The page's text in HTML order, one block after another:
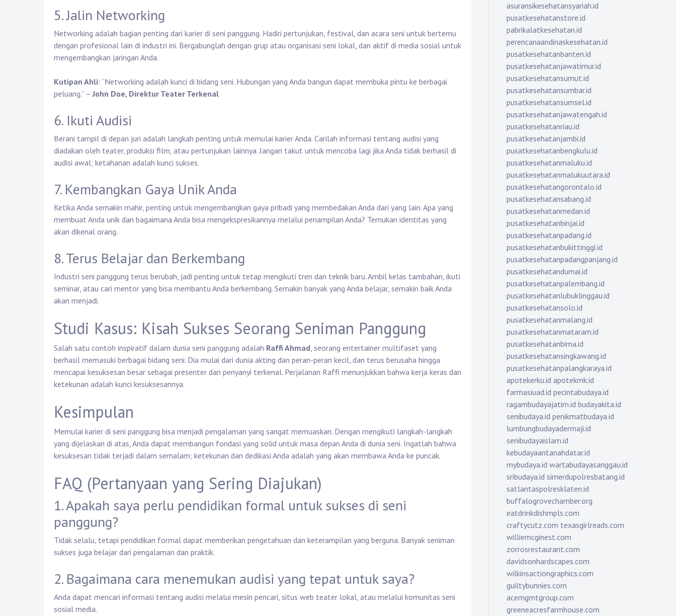
5. Jalin Networking
Networking adalah bagian penting dari karier di seni panggung. Hadiri pertunjukan, festival, dan acara seni untuk bertemu
dengan profesional lain di industri ini. Bergabunglah dengan grup atau organisasi seni lokal, dan aktif di media sosial untuk
mengembangkan jaringan Anda.
Kutipan Ahli: “Networking adalah kunci di bidang seni. Hubungan yang Anda bangun dapat membuka pintu ke berbagai
peluang.” –John Doe, Direktur Teater Terkenal
6. Ikuti Audisi
Berani tampil di depan juri adalah langkah penting untuk memulai karier Anda. Carilah informasi tentang audisi yang
diadakan oleh teater, produksi film, atau pertunjukan lainnya. Jangan takut untuk mencoba lagi jika Anda tidak berhasil di
audisi awal; ketahanan adalah kunci sukses.
7. Kembangkan Gaya Unik Anda
Ketika Anda semakin mahir, penting untuk mengembangkan gaya pribadi yang membedakan Anda dari yang lain. Apa yang
membuat Anda unik dan bagaimana Anda bisa mengekspresikannya melalui penampilan Anda? Temukan identitas yang
akan dikenal orang.
8. Terus Belajar dan Berkembang
Industri seni panggung terus berubah, jadi penting untuk tetap mengikuti tren dan teknik baru. Ambil kelas tambahan, ikuti
seminar, atau cari mentor yang bisa membantu Anda berkembang. Semakin banyak yang Anda belajar, semakin baik Anda
akan menjadi.
Studi Kasus: Kisah Sukses Seorang Seniman Panggung
Salah satu contoh inspiratif dalam dunia seni panggung adalah Raffi Ahmad, seorang entertainer multifaset yang
berhasil memasuki berbagai bidang seni. Dia mulai dari dunia akting dan peran-peran kecil, dan terus berusaha hingga
mencapai kesuksesan besar sebagai presenter dan penyanyi terkenal. Perjalanan Raffi menunjukkan bahwa kerja keras dan
ketekunan adalah kunci kesuksesannya.
Kesimpulan
Memulai karier di seni panggung bisa menjadi pengalaman yang sangat memuaskan. Dengan mengikuti langkah-langkah
yang dijelaskan di atas, Anda dapat membangun fondasi yang solid untuk masa depan Anda di dunia seni. Ingatlah bahwa
kesuksesan tidak terjadi dalam semalam; ketekunan dan dedikasi Anda adalah yang akan membawa Anda ke puncak.
FAQ (Pertanyaan yang Sering Diajukan)
1. Apakah saya perlu pendidikan formal untuk sukses di seni
panggung?
Tidak selalu, tetapi pendidikan formal dapat memberikan pengetahuan dan keterampilan yang berguna. Banyak seniman
sukses juga belajar dari pengalaman dan praktik.
2. Bagaimana cara menemukan audisi yang tepat untuk saya?
Anda dapat mencari informasi tentang audisi melalui mesin pencari, situs web teater lokal, atau melalui komunitas seni
sosial media.
asuransikesehatansyariah.id
pusatkesehatanstore.id
pabrikalatkesehatan.id
perencanaandinaskesehatan.id
pusatkesehatanbanten.id
pusatkesehatanjawatimur.id
pusatkesehatansumut.id
pusatkesehatansumbar.id
pusatkesehatansumsel.id
pusatkesehatanjawatengah.id
pusatkesehatanriau.id
pusatkesehatanjambi.id
pusatkesehatanbengkulu.id
pusatkesehatanmaluku.id
pusatkesehatanmalukuutara.id
pusatkesehatangorontalo.id
pusatkesehatansabang.id
pusatkesehatanmedan.id
pusatkesehatanbinjai.id
pusatkesehatanpadang.id
pusatkesehatanbukittinggi.id
pusatkesehatanpadangpanjang.id
pusatkesehatandumai.id
pusatkesehatanpalembang.id
pusatkesehatanlubuklinggau.id
pusatkesehatansolo.id
pusatkesehatanmalang.id
pusatkesehatanmataram.id
pusatkesehatanbima.id
pusatkesehatansingkawang.id
pusatkesehatanpalangkaraya.id
apotekerku.id apotekmk.id
farmasiuad.id pecintabudaya.id
ragambudayajatim.id budayakita.id
senibudaya.id penikmatbudaya.id
lumbungbudayadermaji.id
senibudayaislam.id
kebudayaantanahdatar.id
mybudaya.id wartabudayasanggau.id
sribudaya.id simerdupolresbatang.id
satlantaspolresklaten.id
buffalogrovechamber.org
eatdrinkdishmpls.com
craftycutz.com texasgirlreads.com
williemcginest.com
zorrosrestaurant.com
davidsonhardscapes.com
wilkinsactiongraphics.com
guiltybunnies.com
acemgmtgroup.com
greeneacresfarmhouse.com